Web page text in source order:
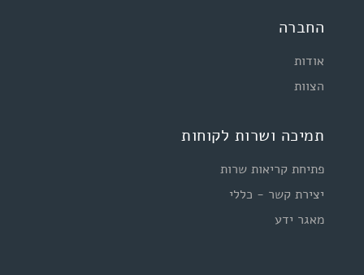
החברה
אודות
הצוות
תמיכה ושרות לקוחות
פתיחת קריאות שרות
יצירת קשר - כללי
מאגר ידע